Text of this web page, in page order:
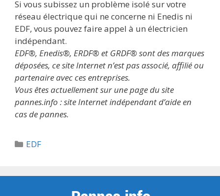
Si vous subissez un problème isolé sur votre
réseau électrique qui ne concerne ni Enedis ni
EDF, vous pouvez faire appel à un électricien
indépendant.
EDF®, Enedis®, ERDF® et GRDF® sont des marques
déposées, ce site Internet n’est pas associé, affilié ou
partenaire avec ces entreprises.
Vous êtes actuellement sur une page du site
pannes.info : site Internet indépendant d’aide en
cas de pannes.
Catégories
EDF